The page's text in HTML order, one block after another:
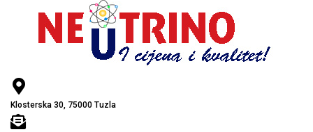
Klosterska 30, 75000 Tuzla